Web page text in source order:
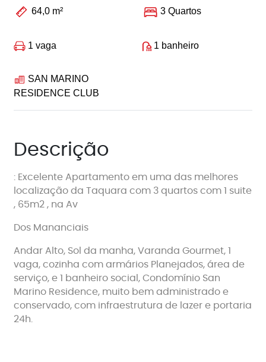
64,0 m² 3 Quartos
1 vaga 1 banheiro
SAN MARINO
RESIDENCE CLUB
Descrição
: Excelente Apartamento em uma das melhores
localização da Taquara com 3 quartos com 1 suite
, 65m2 , na Av
Dos Mananciais
Andar Alto, Sol da manha, Varanda Gourmet, 1
vaga, cozinha com armários Planejados, área de
serviço, e 1 banheiro social, Condomínio San
Marino Residence, muito bem administrado e
conservado, com infraestrutura de lazer e portaria
24h.